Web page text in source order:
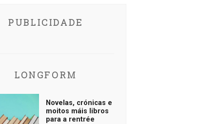
PUBLICIDADE
LONGFORM
Novelas, crónicas e
moitos máis libros
para a rentrée